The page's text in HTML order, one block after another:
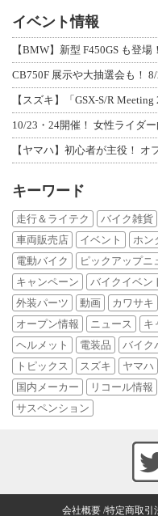
イベント情報
【BMW】新型 F450GS も登
CB750F 展示や大抽選会も！
【スズキ】「GSX-S/R
10/23・24開催！ 女性ライダ
【ヤマハ】初心者が主役！ オ
キーワード
走行＆ライテク バイク雑貨
車両販売店
イベント ホン
電動バイク
ピックアップニ
キャンペーン
バイクイベン
外装パーツ
動画 カワサキ
オープン情報
ニュース キ
ヘルメット
電装品 バイク
トピックス
スズキ ヤマハ
国内メーカー
リコール情報
サスペンション
会社概要 特定商取引